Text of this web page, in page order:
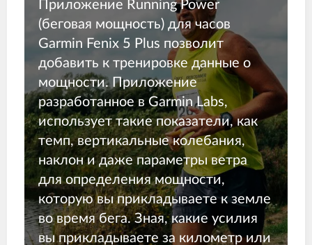
Приложение Running Power
(беговая мощность) для часов
Garmin Fenix 5 Plus позволит
добавить к тренировке данные о
мощности. Приложение
разработанное в Garmin Labs,
использует такие показатели, как
темп, вертикальные колебания,
наклон и даже параметры ветра
для определения мощности,
которую вы прикладываете к земле
во время бега. Зная, какие усилия
вы прикладываете за километр или